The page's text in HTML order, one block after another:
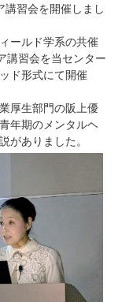
講習会を開催しまし
ールド学系の共催
講習会を当センター
ド形式にて開催
厚生部門の阪上優
年期のメンタルヘ
がありました。